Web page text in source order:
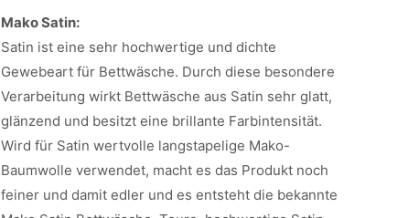
Mako Satin:
Satin ist eine sehr hochwertige und dichte
Gewebeart für Bettwäsche. Durch diese besondere
Verarbeitung wirkt Bettwäsche aus Satin sehr glatt,
glänzend und besitzt eine brillante Farbintensität.
Wird für Satin wertvolle langstapelige Mako-
Baumwolle verwendet, macht es das Produkt noch
feiner und damit edler und es entsteht die bekannte